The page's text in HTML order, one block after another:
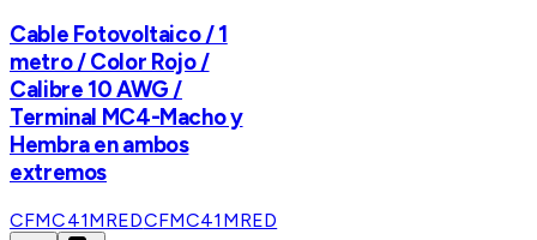
Cable Fotovoltaico / 1
metro / Color Rojo /
Calibre 10 AWG /
Terminal MC4-Macho y
Hembra en ambos
extremos
CFMC41MREDCFMC41MRED